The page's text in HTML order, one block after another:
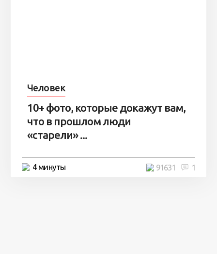
Человек
10+ фото, которые докажут вам,
что в прошлом люди
«старели» ...
4 минуты 1
91631